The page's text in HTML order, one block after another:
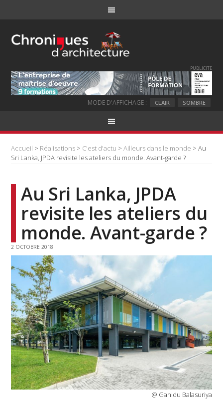
PUBLICITE
MODE D'AFFICHAGE : CLAIR SOMBRE
Accueil > Réalisations > C'est d'actu >Ailleurs dans le monde > Au
Sri Lanka, JPDA revisite les ateliers du monde. Avant-garde ?
Au Sri Lanka, JPDA
revisite les ateliers du
monde. Avant-garde ?
2 OCTOBRE 2018
@ Ganidu Balasuriya